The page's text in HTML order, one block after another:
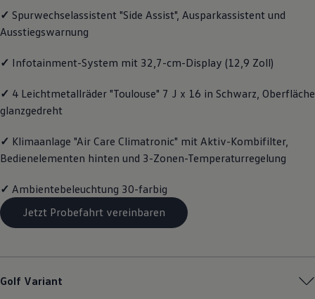
Motorenöl und Flüssigkeiten
Räder und Reifen
Pannen- und Unfallhilfe
Volkswagen Teile
Modellspezifisches Zubehör
Schutz und Pflege
Individualisieren
Wallbox und Ladekabel
Digitale Extras
Volkswagen Apps, Login und Shop
Handy und Fahrzeug verbinden
Updates für Software, Karten und Radio
Über Ihr Auto
✓ Spurwechselassistent "Side Assist", Ausparkassistent und
Ausstiegswarnung
✓ Infotainment-System mit 32,7-cm-Display (12,9 Zoll)
✓ 4 Leichtmetallräder "Toulouse" 7 J x 16 in Schwarz, Oberfläche
glanzgedreht
✓ Klimaanlage "Air Care Climatronic" mit Aktiv-Kombifilter,
Bedienelementen hinten und 3-Zonen-Temperaturregelung
✓ Ambientebeleuchtung 30-farbig
Jetzt Probefahrt vereinbaren
Golf Variant